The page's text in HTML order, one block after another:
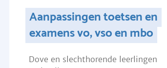
Aanpassingen toetsen en
examens vo, vso en mbo
Dove en slechthorende leerlingen